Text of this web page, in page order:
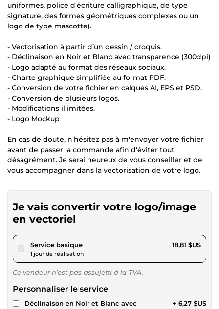
uniformes, police d'écriture calligraphique, de type
signature, des formes géométriques complexes ou un
logo de type mascotte).
- Vectorisation à partir d’un dessin / croquis.
- Déclinaison en Noir et Blanc avec transparence (300dpi)
- Logo adapté au format des réseaux sociaux.
- Charte graphique simplifiée au format PDF.
- Conversion de votre fichier en calques AI, EPS et PSD.
- Conversion de plusieurs logos.
- Modifications illimitées.
- Logo Mockup
En cas de doute, n'hésitez pas à m'envoyer votre fichier
avant de passer la commande afin d'éviter tout
désagrément. Je serai heureux de vous conseiller et de
vous accompagner dans la vectorisation de votre logo.
Je vais convertir votre logo/image
en vectoriel
Service basiquepour 17,34 $US
1 jour de réalisation
18,81 $US
Ce vendeur n’est pas assujetti à la TVA.
Personnaliser le service
Déclinaison en Noir et Blanc avec
+ 6,27 $US